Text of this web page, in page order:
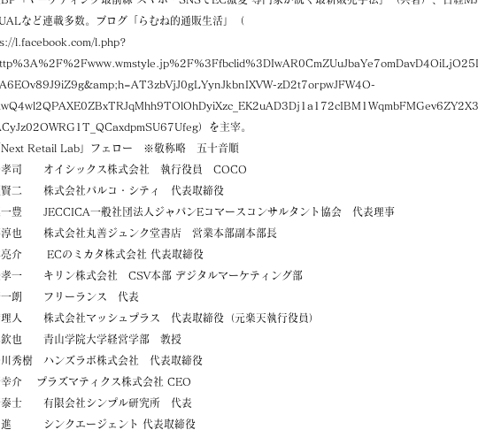
など連載多数。ブログ「らむね的通販生活」（
l.facebook.com/l.php?
zD2t7orpwJFW4O-
） を主宰。
Next Retail Lab」フェロー ※敬称略 五十音順
孝司 オイシックス株式会社 執行役員 COCO
賢二 株式会社パルコ・シティ 代表取締役
一豊 JECCICA一般社団法人ジャパンEコマースコンサルタント協会 代表理事
淳也 株式会社丸善ジュンク堂書店 営業本部副本部長
亮介 ECのミカタ株式会社 代表取締役
孝一 キリン株式会社 CSV本部 デジタルマーケティング部
一朗 フリーランス 代表
理人 株式会社マッシュプラス 代表取締役（元楽天執行役員）
欽也 青山学院大学経営学部 教授
川秀樹 ハンズラボ株式会社 代表取締役
幸介 プラズマティクス株式会社 CEO
泰士 有限会社シンプル研究所 代表
進 シンクエージェント 代表取締役